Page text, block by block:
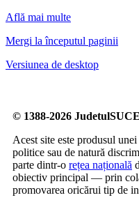
Află mai multe
Mergi la începutul paginii
Versiunea de desktop
© 1388-2026
Acest site este produsul unei
politice sau de natură
parte dintr-o rețea națională
obiectiv principal — prin
promovarea oricărui tip de